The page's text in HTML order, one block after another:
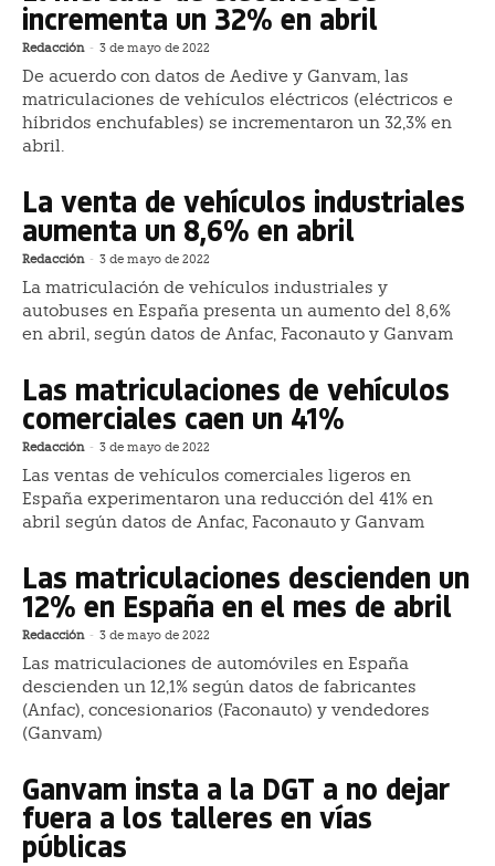
incrementa un 32% en abril
Redacción - 3 de mayo de 2022
De acuerdo con datos de Aedive y Ganvam, las
matriculaciones de vehículos eléctricos (eléctricos e
híbridos enchufables) se incrementaron un 32,3% en
abril.
La venta de vehículos industriales
aumenta un 8,6% en abril
Redacción - 3 de mayo de 2022
La matriculación de vehículos industriales y
autobuses en España presenta un aumento del 8,6%
en abril, según datos de Anfac, Faconauto y Ganvam
Las matriculaciones de vehículos
comerciales caen un 41%
Redacción - 3 de mayo de 2022
Las ventas de vehículos comerciales ligeros en
España experimentaron una reducción del 41% en
abril según datos de Anfac, Faconauto y Ganvam
Las matriculaciones descienden un
12% en España en el mes de abril
Redacción - 3 de mayo de 2022
Las matriculaciones de automóviles en España
descienden un 12,1% según datos de fabricantes
(Anfac), concesionarios (Faconauto) y vendedores
(Ganvam)
Ganvam insta a la DGT a no dejar
fuera a los talleres en vías
públicas